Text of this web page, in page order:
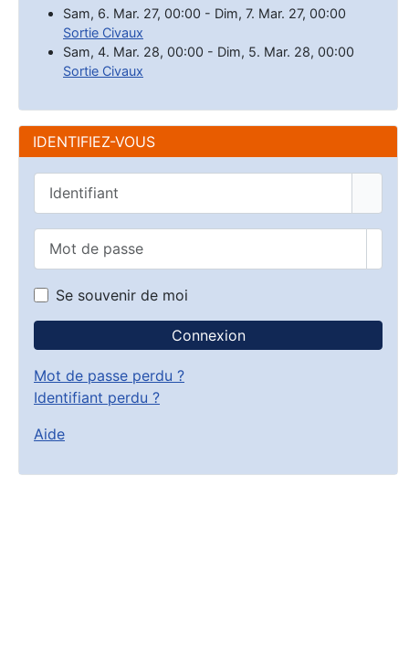
Sam, 6. Mar. 27, 00:00 - Dim, 7. Mar. 27, 00:00
Sortie Civaux
Sam, 4. Mar. 28, 00:00 - Dim, 5. Mar. 28, 00:00
Sortie Civaux
IDENTIFIEZ-VOUS
Se souvenir de moi
Connexion
Mot de passe perdu ?
Identifiant perdu ?
Aide